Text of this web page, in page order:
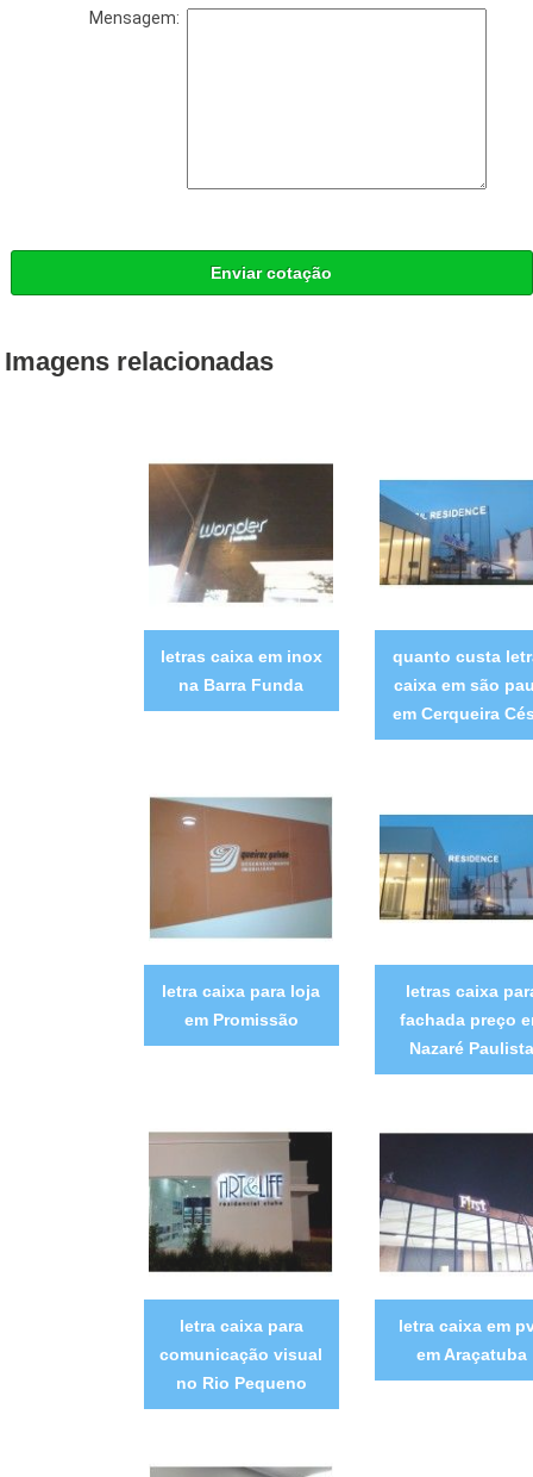
Mensagem:
Enviar cotação
Imagens relacionadas
letras caixa em inox
na Barra Funda
quanto custa
caixa em são
em Cerqueira
letra caixa para loja
em Promissão
letras caixa
fachada preço
Nazaré Paulista
letra caixa para
comunicação visual
no Rio Pequeno
letra caixa em
em Araçatuba